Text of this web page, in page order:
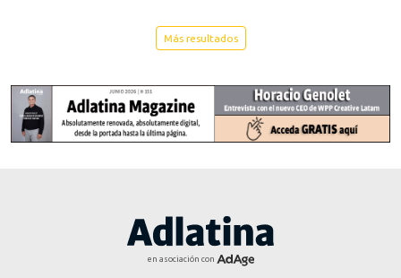
Más resultados
en asociación con